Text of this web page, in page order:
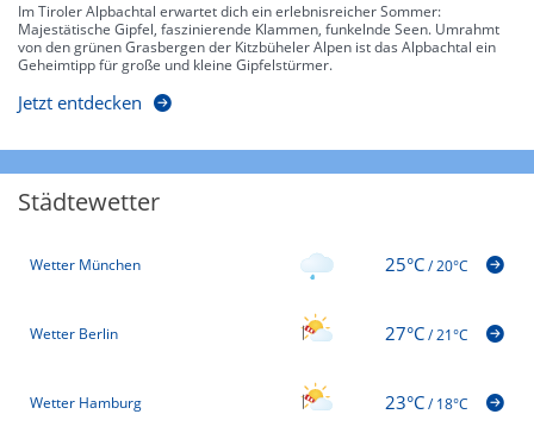
Im Tiroler Alpbachtal erwartet dich ein erlebnisreicher Sommer:
Majestätische Gipfel, faszinierende Klammen, funkelnde Seen. Umrahmt
von den grünen Grasbergen der Kitzbüheler Alpen ist das Alpbachtal ein
Geheimtipp für große und kleine Gipfelstürmer.
Jetzt entdecken
Städtewetter
Wetter München 25°C/20°C
Wetter Berlin 27°C/21°C
Wetter Hamburg 23°C/18°C